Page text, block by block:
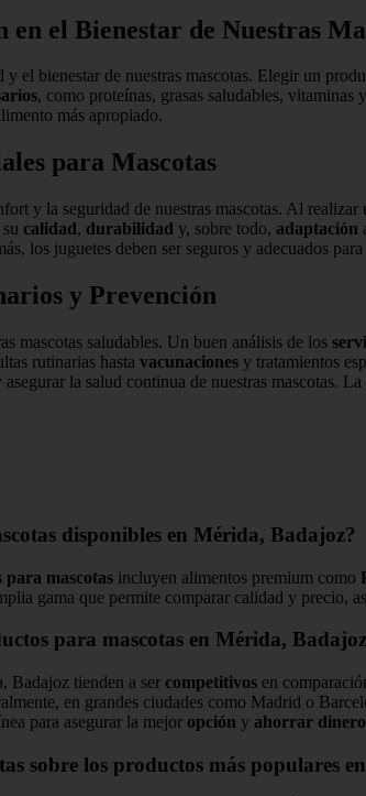
el Bienestar de Nuestras
el bienestar de nuestras mascotas. Elegir un
, como proteínas, grasas saludables,
más apropiado.
para Mascotas
y la seguridad de nuestras mascotas. Al
calidad, durabilidad y, sobre todo, adaptación
los juguetes deben ser seguros y adecuados
y Prevención
mascotas saludables. Un buen análisis de los
rutinarias hasta vacunaciones y tratamientos
la salud continua de nuestras mascotas.
disponibles en Mérida, Badajoz?
para mascotas incluyen alimentos premium como
gama que permite comparar calidad y precio,
para mascotas en Mérida,
Badajoz tienden a ser competitivos en
en grandes ciudades como Madrid o
para asegurar la mejor opción y ahorrar dinero
sobre los productos más populares